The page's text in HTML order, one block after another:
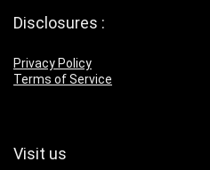
Disclosures :
Privacy Policy
Terms of Service
Visit us